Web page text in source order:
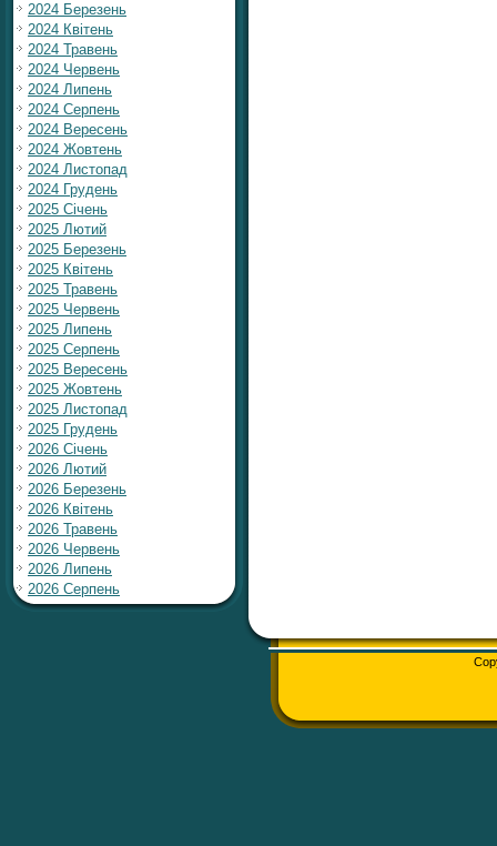
2024 Березень
2024 Квітень
2024 Травень
2024 Червень
2024 Липень
2024 Серпень
2024 Вересень
2024 Жовтень
2024 Листопад
2024 Грудень
2025 Січень
2025 Лютий
2025 Березень
2025 Квітень
2025 Травень
2025 Червень
2025 Липень
2025 Серпень
2025 Вересень
2025 Жовтень
2025 Листопад
2025 Грудень
2026 Січень
2026 Лютий
2026 Березень
2026 Квітень
2026 Травень
2026 Червень
2026 Липень
2026 Серпень